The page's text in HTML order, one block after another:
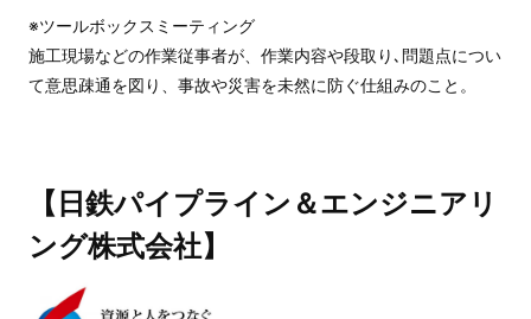
※ツールボックスミーティング
施工現場などの作業従事者が、作業内容や段取り､問題点につい
て意思疎通を図り、事故や災害を未然に防ぐ仕組みのこと。
【 日鉄パイプライン＆エンジニアリ
ング株式会社】